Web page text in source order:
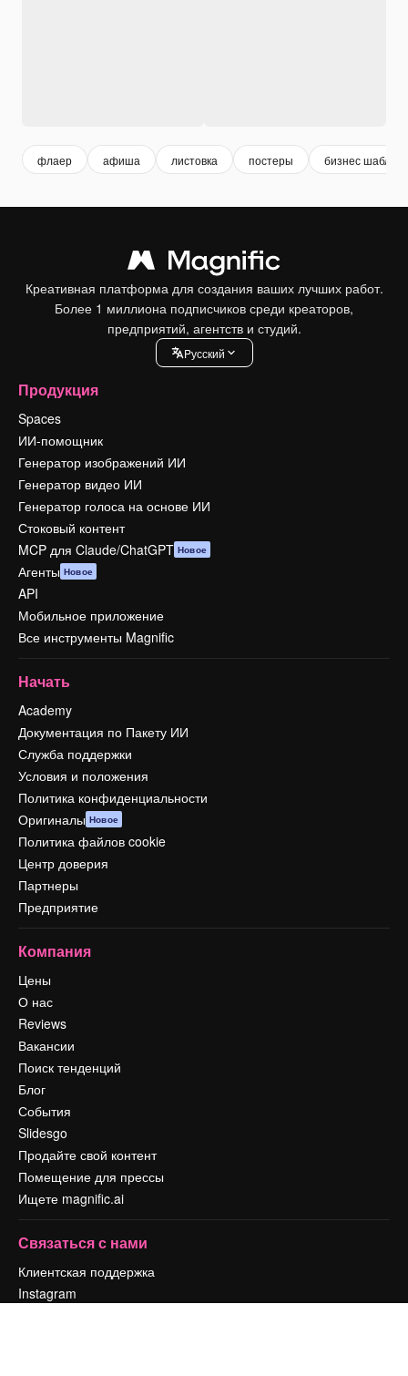
флаер афиша листовка постеры бизнес шаблон
Креативная платформа для создания ваших лучших работ.
Более 1 миллиона подписчиков среди креаторов,
предприятий, агентств и студий.
Pусский
Продукция
Spaces
ИИ-помощник
Генератор изображений ИИ
Генератор видео ИИ
Генератор голоса на основе ИИ
Стоковый контент
MCP для Claude/ChatGPT Новое
Агенты Новое
API
Мобильное приложение
Все инструменты Magnific
Начать
Academy
Документация по Пакету ИИ
Служба поддержки
Условия и положения
Политика конфиденциальности
Оригиналы Новое
Политика файлов cookie
Центр доверия
Партнеры
Предприятие
Компания
Цены
О нас
Reviews
Вакансии
Поиск тенденций
Блог
События
Slidesgo
Продайте свой контент
Помещение для прессы
Ищете magnific.ai
Связаться с нами
Клиентская поддержка
Instagram